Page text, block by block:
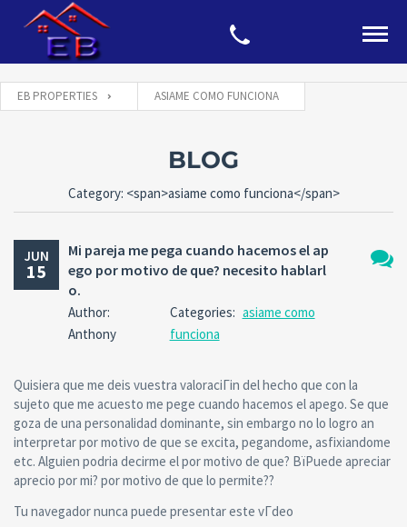
EB PROPERTIES ASIAME COMO FUNCIONA
BLOG
Category: <span>asiame como funciona</span>
JUN
15
Mi pareja me pega cuando hacemos el ap
ego por motivo de que? necesito hablarl
o.
Author:
Anthony
Categories: asiame como
funciona
Quisiera que me deis vuestra valoraciГіn del hecho que con la
sujeto que me acuesto me pege cuando hacemos el apego. Se que
goza de una personalidad dominante, sin embargo no lo logro an
interpretar por motivo de que se excita, pegandome, asfixiandome
etc. Alguien podria decirme el por motivo de que? ВїPuede apreciar
aprecio por mi? por motivo de que lo permite??
Tu navegador nunca puede presentar este vГ­deo